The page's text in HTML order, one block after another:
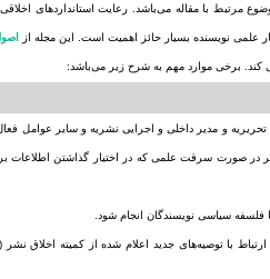
با مقاله می‌باشد. رعایت استانداردهای
علمی نویسنده بسیار حائز اهمیت است. این مجله از
کند. برخی موارد مهم به شرح زیر می‌باشد:
و مدیر داخلی و اجرایی نشریه و سایر عوامل
در صورت سرقت علمی که در اختیار گذاشتن اطلاعات
فلسفه سیاسی نویسندگان انجام شود.